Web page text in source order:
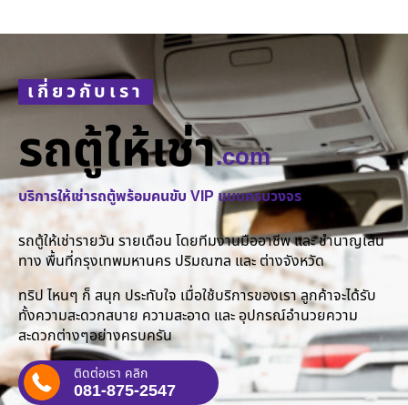
เกี่ยวกับเรา
รถตู้ให้เช่า.com
บริการให้เช่ารถตู้พร้อมคนขับ VIP แบบครบวงจร
รถตู้ให้เช่ารายวัน รายเดือน โดยทีมงานมืออาชีพ และ ชำนาญเส้น
ทาง พื้นที่กรุงเทพมหานคร ปริมณฑล และ ต่างจังหวัด
ทริป ไหนๆ ก็ สนุก ประทับใจ เมื่อใช้บริการของเรา ลูกค้าจะได้รับ
ทั้งความสะดวกสบาย ความสะอาด และ อุปกรณ์อำนวยความ
สะดวกต่างๆอย่างครบครัน
ติดต่อเรา คลิก
081-875-2547